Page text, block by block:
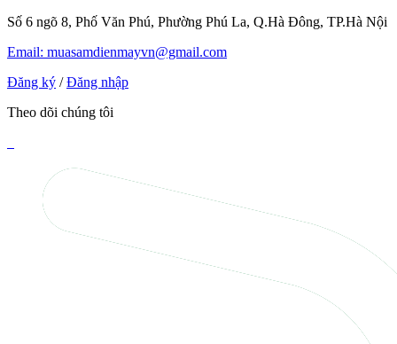
Số 6 ngõ 8, Phố Văn Phú, Phường Phú La, Q.Hà Đông, TP.Hà Nội
Email: muasamdienmayvn@gmail.com
Đăng ký / Đăng nhập
Theo dõi chúng tôi